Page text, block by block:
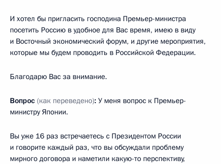
И хотел бы пригласить господина Премьер-министра
посетить Россию в удобное для Вас время, имею в виду
и Восточный экономический форум, и другие мероприятия,
которые мы будем проводить в Российской Федерации.
Благодарю Вас за внимание.
Вопрос (как переведено): У меня вопрос к Премьер-
министру Японии.
Вы уже 16 раз встречаетесь с Президентом России
и говорите каждый раз, что вы обсуждали проблему
мирного договора и наметили какую-то перспективу,